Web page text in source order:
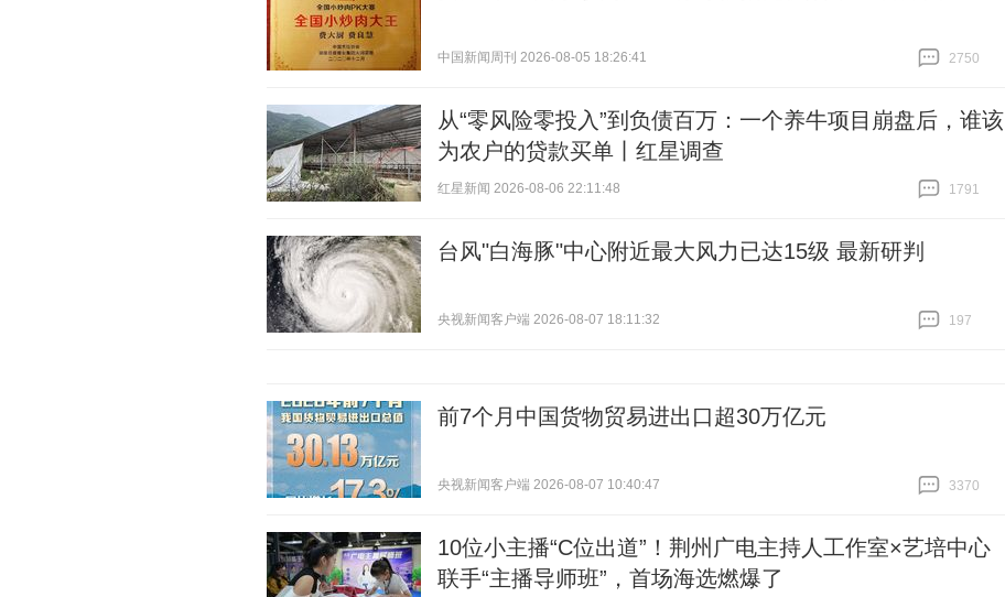
中国新闻周刊 2026-08-05 18:26:41
2750
从“零风险零投入”到负债百万：一个养牛项目崩盘后，谁该
为农户的贷款买单丨红星调查
红星新闻 2026-08-06 22:11:48
1791
台风"白海豚"中心附近最大风力已达15级 最新研判
央视新闻客户端 2026-08-07 18:11:32
197
前7个月中国货物贸易进出口超30万亿元
央视新闻客户端 2026-08-07 10:40:47
3370
10位小主播“C位出道”！荆州广电主持人工作室×艺培中心
联手“主播导师班”，首场海选燃爆了